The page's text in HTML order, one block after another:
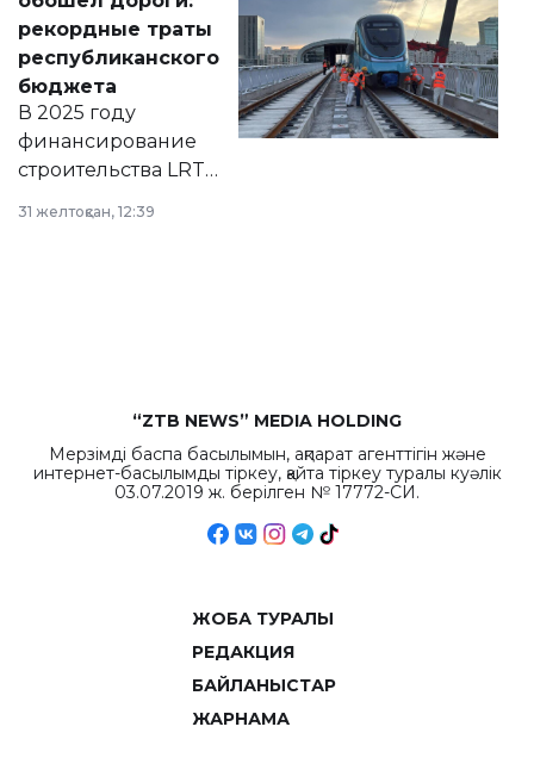
появился в базе
нормативных
правовых актов и
на сайте маслихат
города.
рекордные траты
республиканского
бюджета
В 2025 году
финансирование
строительства LRT
республиканского
31 желтоқсан, 12:39
“ZTB NEWS” MEDIA HOLDING
Мерзімді баспа басылымын, ақпарат агенттігін және
интернет-басылымды тіркеу, қайта тіркеу туралы куәлік
03.07.2019 ж. берілген № 17772-СИ.
ЖОБА ТУРАЛЫ
РЕДАКЦИЯ
БАЙЛАНЫСТАР
ЖАРНАМА